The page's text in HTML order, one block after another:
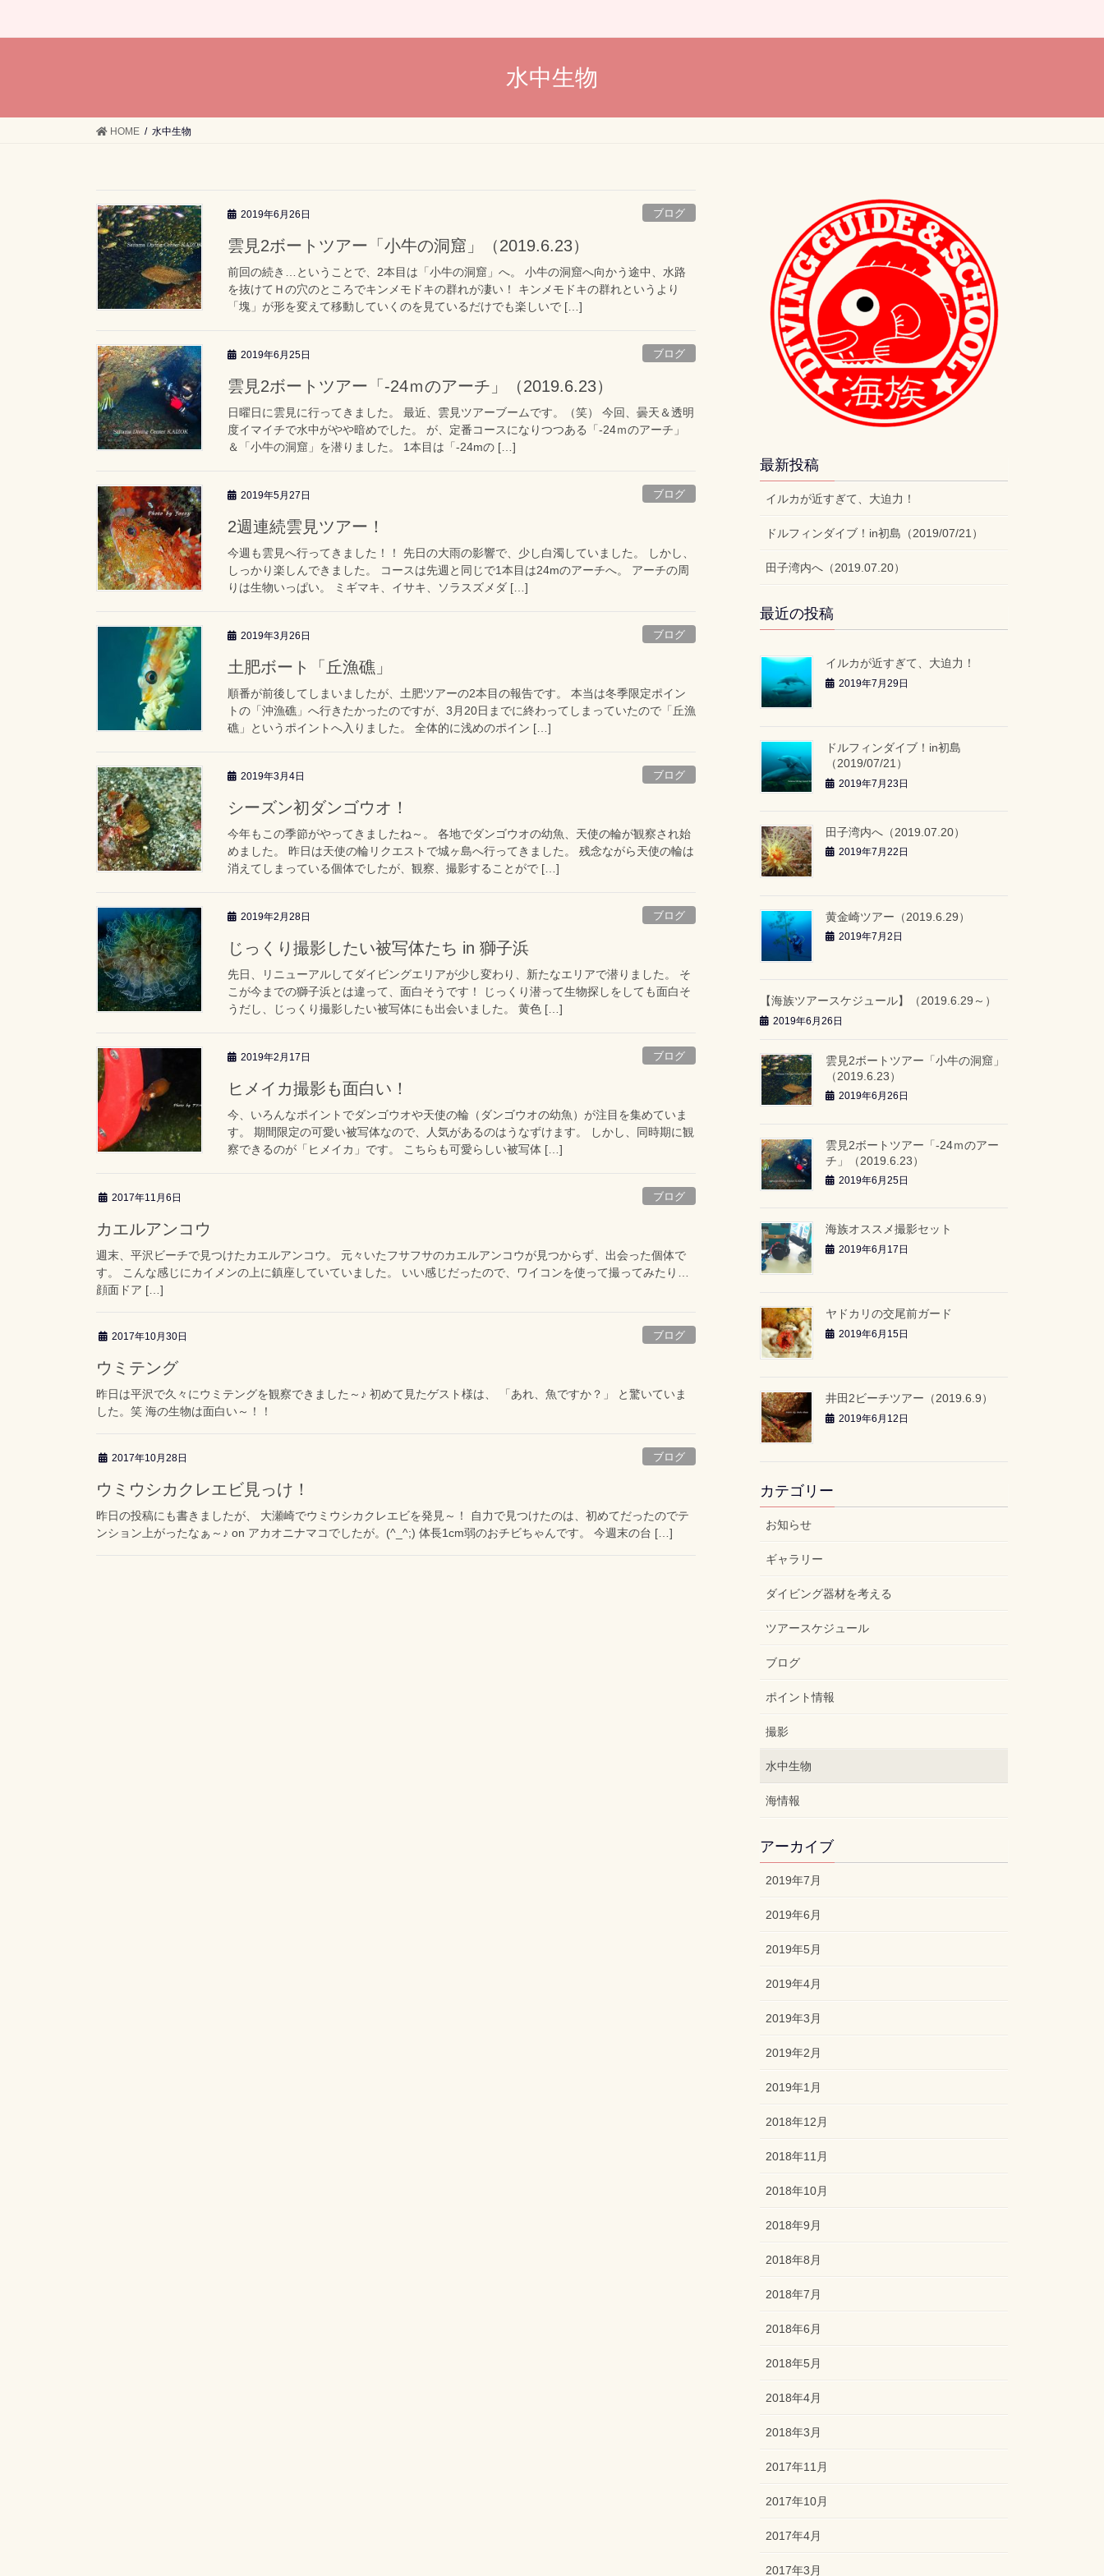
水中生物
HOME 水中生物
2019年6月26日 ブログ
雲見2ボートツアー「小牛の洞窟」（2019.6.23）
前回の続き…ということで、2本目は「小牛の洞窟」へ。 小牛の洞窟へ向かう途中、水路
を抜けてＨの穴のところでキンメモドキの群れが凄い！ キンメモドキの群れというより
「塊」が形を変えて移動していくのを見ているだけでも楽しいで […]
2019年6月25日 ブログ
雲見2ボートツアー「-24ｍのアーチ」（2019.6.23）
日曜日に雲見に行ってきました。 最近、雲見ツアーブームです。（笑） 今回、曇天＆透明
度イマイチで水中がやや暗めでした。 が、定番コースになりつつある「-24ｍのアーチ」
＆「小牛の洞窟」を潜りました。 1本目は「-24mの […]
2019年5月27日 ブログ
2週連続雲見ツアー！
今週も雲見へ行ってきました！！ 先日の大雨の影響で、少し白濁していました。 しかし、
しっかり楽しんできました。 コースは先週と同じで1本目は24mのアーチへ。 アーチの周
りは生物いっぱい。 ミギマキ、イサキ、ソラスズメダ […]
2019年3月26日 ブログ
土肥ボート「丘漁礁」
順番が前後してしまいましたが、土肥ツアーの2本目の報告です。 本当は冬季限定ポイン
トの「沖漁礁」へ行きたかったのですが、3月20日までに終わってしまっていたので「丘漁
礁」というポイントへ入りました。 全体的に浅めのポイン […]
2019年3月4日 ブログ
シーズン初ダンゴウオ！
今年もこの季節がやってきましたね～。 各地でダンゴウオの幼魚、天使の輪が観察され始
めました。 昨日は天使の輪リクエストで城ヶ島へ行ってきました。 残念ながら天使の輪は
消えてしまっている個体でしたが、観察、撮影することがで […]
2019年2月28日 ブログ
じっくり撮影したい被写体たち in 獅子浜
先日、リニューアルしてダイビングエリアが少し変わり、新たなエリアで潜りました。 そ
こが今までの獅子浜とは違って、面白そうです！ じっくり潜って生物探しをしても面白そ
うだし、じっくり撮影したい被写体にも出会いました。 黄色 […]
2019年2月17日 ブログ
ヒメイカ撮影も面白い！
今、いろんなポイントでダンゴウオや天使の輪（ダンゴウオの幼魚）が注目を集めていま
す。 期間限定の可愛い被写体なので、人気があるのはうなずけます。 しかし、同時期に観
察できるのが「ヒメイカ」です。 こちらも可愛らしい被写体 […]
2017年11月6日 ブログ
カエルアンコウ
週末、平沢ビーチで見つけたカエルアンコウ。 元々いたフサフサのカエルアンコウが見つからず、出会った個体で
す。 こんな感じにカイメンの上に鎮座していていました。 いい感じだったので、ワイコンを使って撮ってみたり…
顔面ドア […]
2017年10月30日 ブログ
ウミテング
昨日は平沢で久々にウミテングを観察できました～♪ 初めて見たゲスト様は、 「あれ、魚ですか？」 と驚いていま
した。笑 海の生物は面白い～！！
2017年10月28日 ブログ
ウミウシカクレエビ見っけ！
昨日の投稿にも書きましたが、 大瀬崎でウミウシカクレエビを発見～！ 自力で見つけたのは、初めてだったのでテ
ンション上がったなぁ～♪ on アカオニナマコでしたが。(^_^;) 体長1cm弱のおチビちゃんです。 今週末の台 […]
最新投稿
イルカが近すぎて、大迫力！
ドルフィンダイブ！in初島（2019/07/21）
田子湾内へ（2019.07.20）
最近の投稿
イルカが近すぎて、大迫力！
2019年7月29日
ドルフィンダイブ！in初島
（2019/07/21）
2019年7月23日
田子湾内へ（2019.07.20）
2019年7月22日
黄金崎ツアー（2019.6.29）
2019年7月2日
【海族ツアースケジュール】（2019.6.29～）
2019年6月26日
雲見2ボートツアー「小牛の洞窟」
（2019.6.23）
2019年6月26日
雲見2ボートツアー「-24ｍのアー
チ」（2019.6.23）
2019年6月25日
海族オススメ撮影セット
2019年6月17日
ヤドカリの交尾前ガード
2019年6月15日
井田2ビーチツアー（2019.6.9）
2019年6月12日
カテゴリー
お知らせ
ギャラリー
ダイビング器材を考える
ツアースケジュール
ブログ
ポイント情報
撮影
水中生物
海情報
アーカイブ
2019年7月
2019年6月
2019年5月
2019年4月
2019年3月
2019年2月
2019年1月
2018年12月
2018年11月
2018年10月
2018年9月
2018年8月
2018年7月
2018年6月
2018年5月
2018年4月
2018年3月
2017年11月
2017年10月
2017年4月
2017年3月